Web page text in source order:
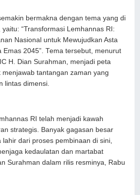
bermakna dengan tema yang di
“Transformasi Lemhannas RI:
Nasional untuk Mewujudkan Asta
Emas 2045”. Tema tersebut, menurut
H. Dian Surahman, menjadi peta
tantangan zaman yang
lintas dimensi.
RI telah menjadi kawah
strategis. Banyak gagasan besar
dari proses pembinaan di sini,
kedaulatan dan martabat
Surahman dalam rilis resminya, Rabu